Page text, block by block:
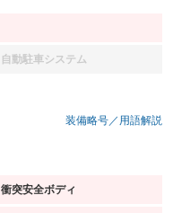
自動駐車システム
：装備なし
装備略号／用語解説
衝突安全ボディ
：装備あり